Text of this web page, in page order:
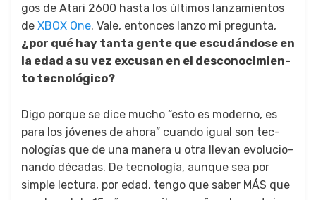
gos de Atari 2600 has­ta los últi­mos lan­za­mien­tos
de XBOX One. Vale, entonces lan­zo mi pre­gun­ta,
¿por qué hay tan­ta gente que escud­án­dose en
la edad a su vez excu­san en el desconocimien­
to tec­nológi­co?
Digo porque se dice mucho “esto es mod­er­no, es
para los jóvenes de aho­ra” cuan­do igual son tec­
nologías que de una man­era u otra lle­van evolu­cio­
nan­do décadas. De tec­nología, aunque sea por
sim­ple lec­tura, por edad, ten­go que saber MÁS que